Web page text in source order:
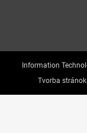
Information
Tvorba stránok: